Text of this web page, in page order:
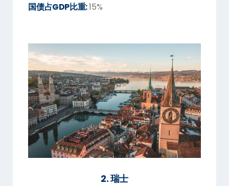
国债占GDP比重:15%
2. 瑞士